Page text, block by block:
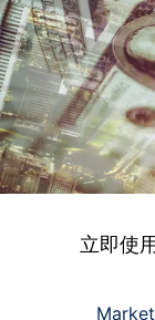
立即使